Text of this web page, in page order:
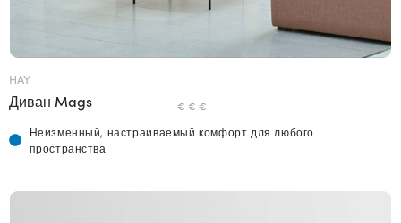
HAY
Диван Mags € € €
Неизменный, настраиваемый комфорт для любого
пространства